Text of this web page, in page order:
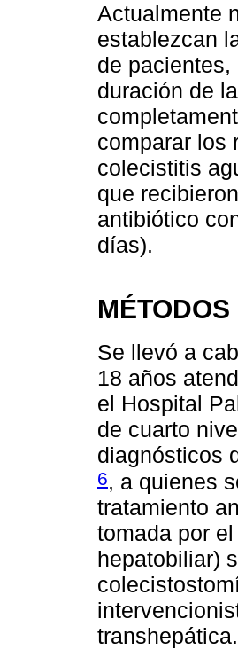
Actualmente
establezcan
de
duración de
comparar los
colecistitis
que
antibiótico
días).
MÉTODOS
Se llevó a
18 años
el Hospital
de cuarto
diagnósticos
6, a quienes
tratamiento
tomada por
hepatobiliar)
transhepática.